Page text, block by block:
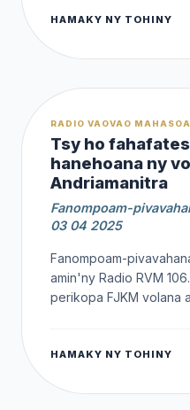
HAMAKY NY TOHINY
RADIO VAOVAO
Tsy ho
hanehoana ny
Andriamanitra
Fanompoam-
03 04 2025
Fanompoam-
amin'ny Radio RVM
perikopa FJKM volana
HAMAKY NY TOHINY